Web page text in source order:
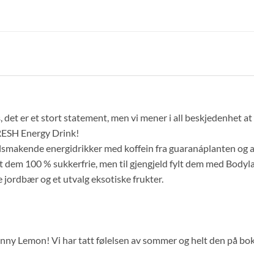
det er et stort statement, men vi mener i all beskjedenhet
Energy Drink!
energidrikker med koffein fra guaranáplanten og
100 % sukkerfrie, men til gjengjeld fylt dem med
jordbær og et utvalg eksotiske frukter.
Lemon! Vi har tatt følelsen av sommer og helt den på